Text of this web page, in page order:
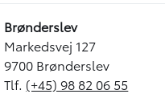
Brønderslev
Markedsvej 127
9700 Brønderslev
Tlf. (+45) 98 82 06 55